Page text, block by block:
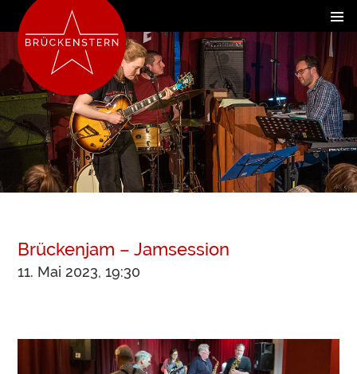
Brückenjam – Jamsession
11. Mai 2023, 19:30